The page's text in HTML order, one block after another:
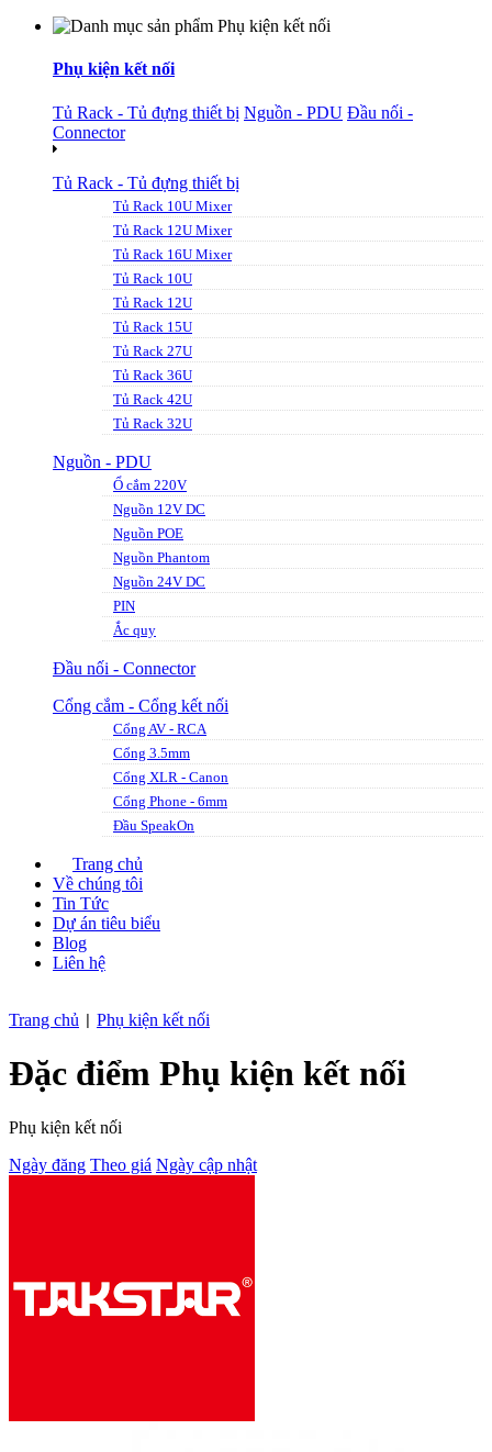
Phụ kiện kết nối
Tủ Rack - Tủ đựng thiết bị Nguồn - PDU Đầu nối -
Connector
Tủ Rack - Tủ đựng thiết bị
Tủ Rack 10U Mixer
Tủ Rack 12U Mixer
Tủ Rack 16U Mixer
Tủ Rack 10U
Tủ Rack 12U
Tủ Rack 15U
Tủ Rack 27U
Tủ Rack 36U
Tủ Rack 42U
Tủ Rack 32U
Nguồn - PDU
Ổ cắm 220V
Nguồn 12V DC
Nguồn POE
Nguồn Phantom
Nguồn 24V DC
PIN
Ắc quy
Đầu nối - Connector
Cổng cắm - Cổng kết nối
Cổng AV - RCA
Cổng 3.5mm
Cổng XLR - Canon
Cổng Phone - 6mm
Đầu SpeakOn
Trang chủ
Về chúng tôi
Tin Tức
Dự án tiêu biểu
Blog
Liên hệ
Trang chủ Phụ kiện kết nối
Đặc điểm Phụ kiện kết nối
Phụ kiện kết nối
Ngày đăng Theo giá Ngày cập nhật